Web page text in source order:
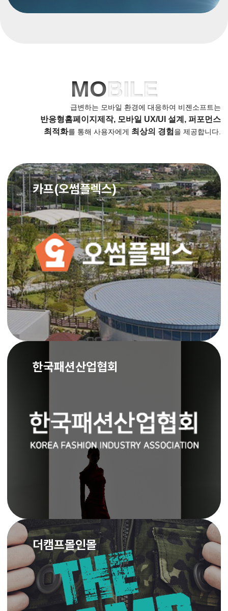
MOBILE
급변하는 모바일 환경에 대응하여 비젠소프트는
반응형홈페이지제작, 모바일 UX/UI 설계, 퍼포먼스
최적화를 통해 사용자에게 최상의 경험 을 제공합니다.
카프(오썸플렉스)
한국패션산업협회
더캠프몰인몰